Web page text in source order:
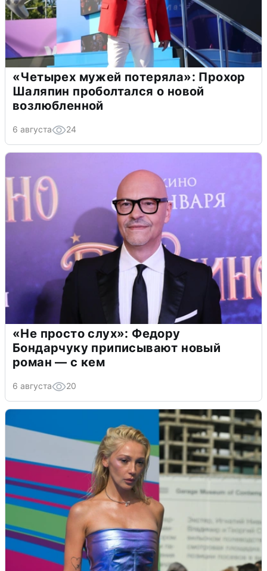
«Четырех мужей потеряла»: Прохор
Шаляпин проболтался о новой
возлюбленной
6 августа 24
«Не просто слух»: Федору
Бондарчуку приписывают новый
роман — с кем
6 августа 20